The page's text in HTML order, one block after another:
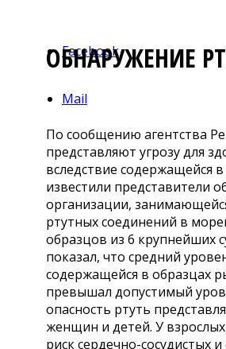
Facebook
Mail
ОБНАРУЖЕНИЕ
По сообщению агентства
представляют угрозу для
вследствие содержащейся
известили представители
организации,
ртутных соединений в
образцов из 6 крупнейших
показал, что средний
содержащейся в образцах
превышал допустимый
опасность ртуть
женщин и детей. У
риск сердечно-сосудистых